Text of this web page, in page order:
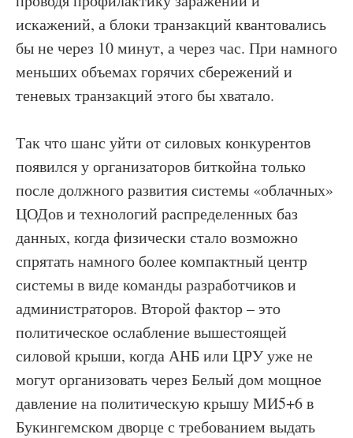
искажений, а блоки транзакций квантовались
бы не через 10 минут, а через час. При намного
меньших объемах горячих сбережений и
теневых транзакций этого бы хватало.
Так что шанс уйти от силовых конкурентов
появился у организаторов биткойна только
после должного развития системы «облачных»
ЦОДов и технологий распределенных баз
данных, когда физически стало возможно
спрятать намного более компактный центр
системы в виде команды разработчиков и
администраторов. Второй фактор – это
политическое ослабление вышестоящей
силовой крыши, когда АНБ или ЦРУ уже не
могут организовать через Белый дом мощное
давление на политическую крышу МИ5+6 в
Букингемском дворце с требованием выдать